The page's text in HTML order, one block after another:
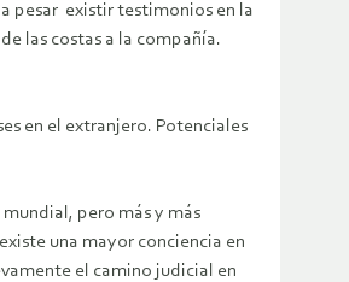
pesar existir testimonios en la
las costas a la compañía.
en el extranjero. Potenciales
pero más y más
una mayor conciencia en
el camino judicial en